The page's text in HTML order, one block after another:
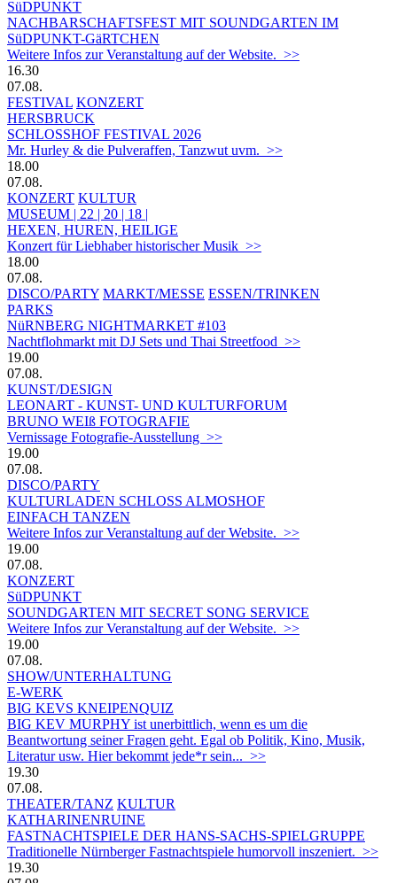
SüDPUNKT
NACHBARSCHAFTSFEST MIT SOUNDGARTEN IM
SüDPUNKT-GäRTCHEN
Weitere Infos zur Veranstaltung auf der Website. >>
16.30
07.08.
FESTIVAL KONZERT
HERSBRUCK
SCHLOSSHOF FESTIVAL 2026
Mr. Hurley & die Pulveraffen, Tanzwut uvm. >>
18.00
07.08.
KONZERT KULTUR
MUSEUM | 22 | 20 | 18 |
HEXEN, HUREN, HEILIGE
Konzert für Liebhaber historischer Musik >>
18.00
07.08.
DISCO/PARTY MARKT/MESSE ESSEN/TRINKEN
PARKS
NüRNBERG NIGHTMARKET #103
Nachtflohmarkt mit DJ Sets und Thai Streetfood >>
19.00
07.08.
KUNST/DESIGN
LEONART - KUNST- UND KULTURFORUM
BRUNO WEIß FOTOGRAFIE
Vernissage Fotografie-Ausstellung >>
19.00
07.08.
DISCO/PARTY
KULTURLADEN SCHLOSS ALMOSHOF
EINFACH TANZEN
Weitere Infos zur Veranstaltung auf der Website. >>
19.00
07.08.
KONZERT
SüDPUNKT
SOUNDGARTEN MIT SECRET SONG SERVICE
Weitere Infos zur Veranstaltung auf der Website. >>
19.00
07.08.
SHOW/UNTERHALTUNG
E-WERK
BIG KEVS KNEIPENQUIZ
BIG KEV MURPHY ist unerbittlich, wenn es um die
Beantwortung seiner Fragen geht. Egal ob Politik, Kino, Musik,
Literatur usw. Hier bekommt jede*r sein... >>
19.30
07.08.
THEATER/TANZ KULTUR
KATHARINENRUINE
FASTNACHTSPIELE DER HANS-SACHS-SPIELGRUPPE
Traditionelle Nürnberger Fastnachtspiele humorvoll inszeniert. >>
19.30